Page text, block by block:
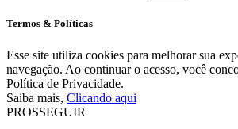
Termos & Políticas
Esse site utiliza cookies para melhorar sua
navegação. Ao continuar o acesso, você
Política de Privacidade.
Saiba mais, Clicando aqui
PROSSEGUIR